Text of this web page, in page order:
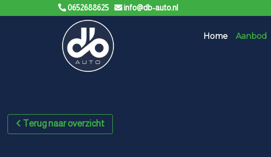
0652688625 info@db-auto.nl
Home Aanbod
Terug naar overzicht